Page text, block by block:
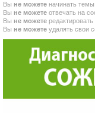
Вы не можете начинать темы
Вы не можете отвечать на
Вы не можете
Вы не можете удалять свои